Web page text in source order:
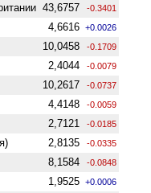
43,6757 -0.3401
4,6616 +0.0026
10,0458 -0.1709
2,4044 -0.0079
10,2617 -0.0737
4,4148 -0.0059
2,7121 -0.0185
2,8135 -0.0335
8,1584 -0.0848
1,9525 +0.0006